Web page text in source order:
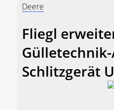
Deere
Fliegl
Schlitzgerät